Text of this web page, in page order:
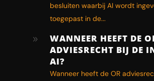
besluiten waarbij AI wordt
toegepast in de...
9
WANNEER HEEFT DE
ADVIESRECHT BIJ DE
AI?
Wanneer heeft de OR